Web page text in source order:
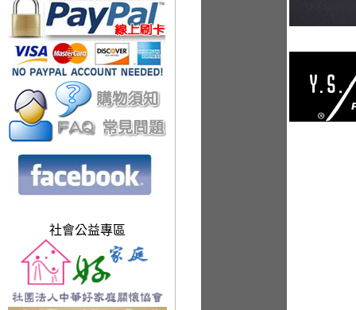
社會公益專區